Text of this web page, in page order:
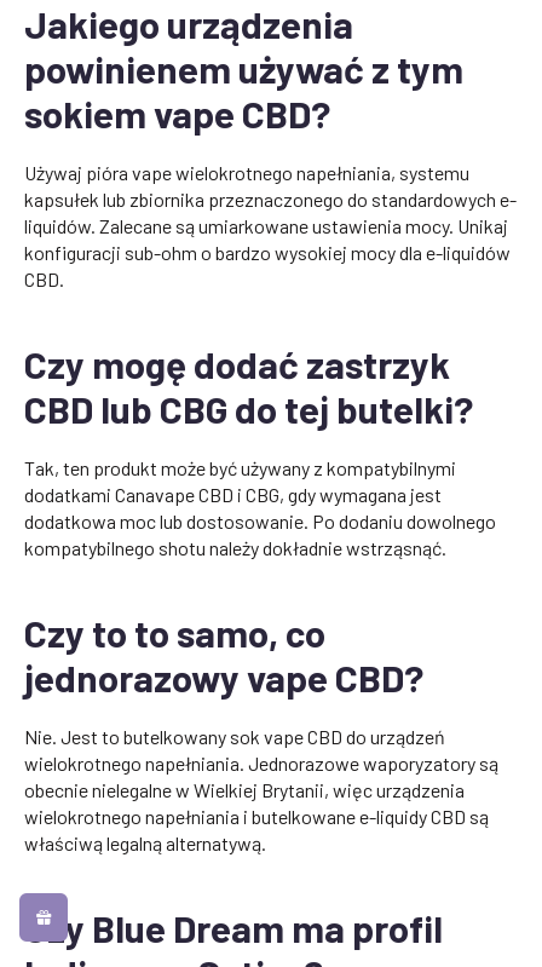
Jakiego urządzenia
powinienem używać z tym
sokiem vape CBD?
Używaj pióra vape wielokrotnego napełniania, systemu
kapsułek lub zbiornika przeznaczonego do standardowych e-
liquidów. Zalecane są umiarkowane ustawienia mocy. Unikaj
konfiguracji sub-ohm o bardzo wysokiej mocy dla e-liquidów
CBD.
Czy mogę dodać zastrzyk
CBD lub CBG do tej butelki?
Tak, ten produkt może być używany z kompatybilnymi
dodatkami Canavape CBD i CBG, gdy wymagana jest
dodatkowa moc lub dostosowanie. Po dodaniu dowolnego
kompatybilnego shotu należy dokładnie wstrząsnąć.
Czy to to samo, co
jednorazowy vape CBD?
Nie. Jest to butelkowany sok vape CBD do urządzeń
wielokrotnego napełniania. Jednorazowe waporyzatory są
obecnie nielegalne w Wielkiej Brytanii, więc urządzenia
wielokrotnego napełniania i butelkowane e-liquidy CBD są
właściwą legalną alternatywą.
Czy Blue Dream ma profil